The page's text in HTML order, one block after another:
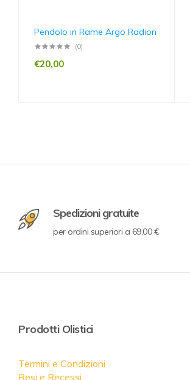
Pendolo in Rame Argo Radion
(0)
€20,00
Spedizioni gratuite
per ordini superiori a 69,00 €
Prodotti Olistici
Termini e Condizioni
Resi e Recessi